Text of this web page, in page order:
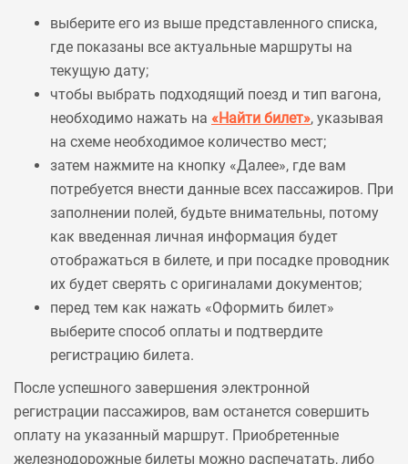
выберите его из выше представленного списка,
где показаны все актуальные маршруты на
текущую дату;
чтобы выбрать подходящий поезд и тип вагона,
необходимо нажать на «Найти билет», указывая
на схеме необходимое количество мест;
затем нажмите на кнопку «Далее», где вам
потребуется внести данные всех пассажиров. При
заполнении полей, будьте внимательны, потому
как введенная личная информация будет
отображаться в билете, и при посадке проводник
их будет сверять с оригиналами документов;
перед тем как нажать «Оформить билет»
выберите способ оплаты и подтвердите
регистрацию билета.
После успешного завершения электронной
регистрации пассажиров, вам останется совершить
оплату на указанный маршрут. Приобретенные
железнодорожные билеты можно распечатать, либо